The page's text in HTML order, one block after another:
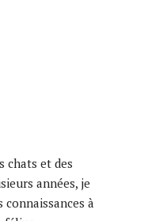
chats et des
années, je
connaissances à